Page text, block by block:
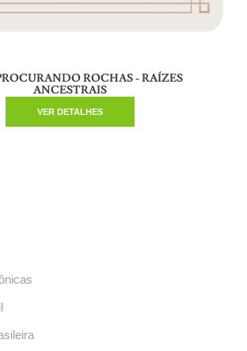
ROCHAS - RAÍZES
ANCESTRAIS
VER DETALHES